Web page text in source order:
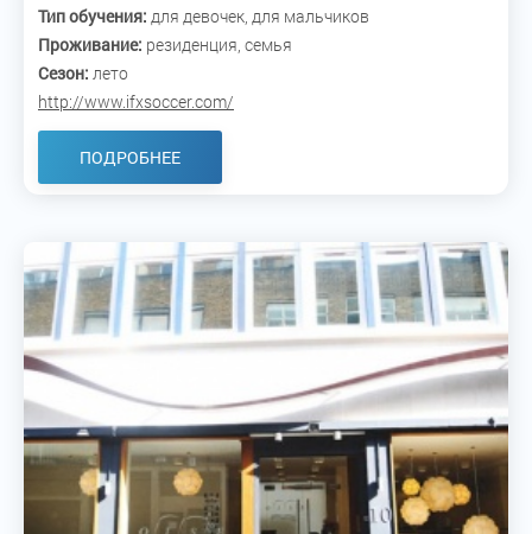
Тип обучения: для девочек, для мальчиков
Проживание: резиденция, семья
Сезон: лето
http://www.ifxsoccer.com/
ПОДРОБНЕЕ